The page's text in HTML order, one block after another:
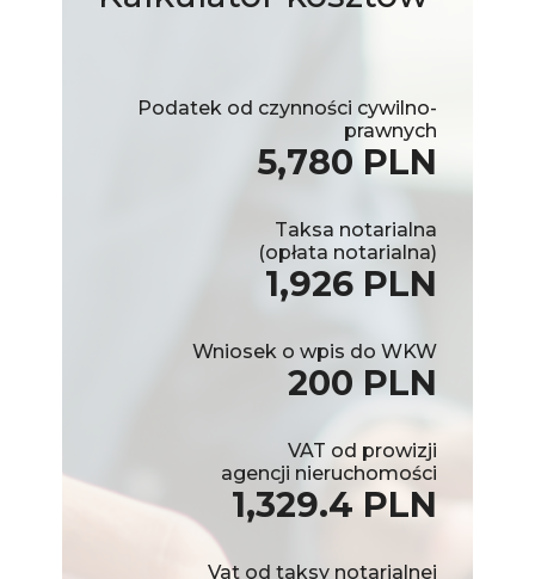
Podatek od czynności cywilno-
prawnych
5,780 PLN
Taksa notarialna
(opłata notarialna)
1,926 PLN
Wniosek o wpis do WKW
200 PLN
VAT od prowizji
agencji nieruchomości
1,329.4 PLN
Vat od taksy notarialnej